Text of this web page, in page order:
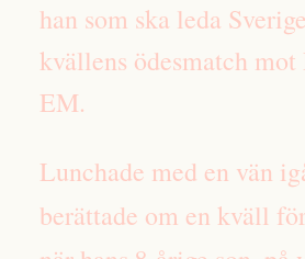
han som ska leda
kvällens ödesmatch
EM.
Lunchade med en vän
berättade om en kväll